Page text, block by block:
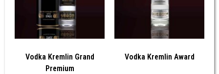
Vodka Kremlin Grand
Premium
Vodka Kremlin Award